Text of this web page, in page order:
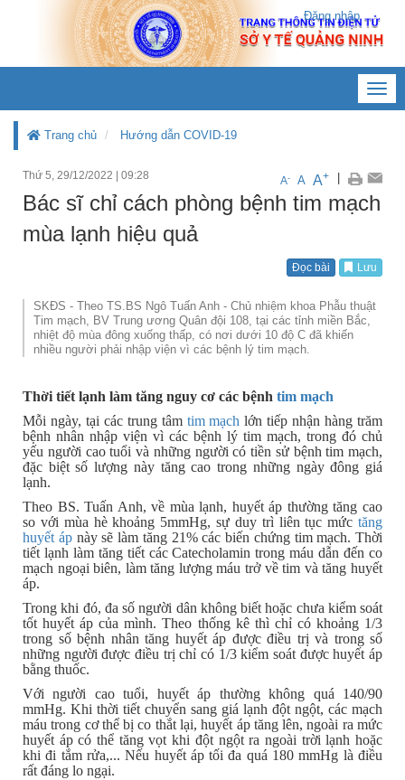
Đăng nhập
Trang chủ Hướng dẫn COVID-19
Thứ 5, 29/12/2022 09:28 A- A A+
Bác sĩ chỉ cách phòng bệnh tim mạch
mùa lạnh hiệu quả
Đọc bài Lưu
SKĐS - Theo TS.BS Ngô Tuấn Anh - Chủ nhiệm khoa Phẫu thuật
Tim mạch, BV Trung ương Quân đội 108, tại các tỉnh miền Bắc,
nhiệt độ mùa đông xuống thấp, có nơi dưới 10 độ C đã khiến
nhiều người phải nhập viện vì các bệnh lý tim mạch.
Thời tiết lạnh làm tăng nguy cơ các bệnh tim mạch
Mỗi ngày, tại các trung tâm tim mạch lớn tiếp nhận hàng trăm
bệnh nhân nhập viện vì các bệnh lý tim mạch, trong đó chủ
yếu người cao tuổi và những người có tiền sử bệnh tim mạch,
đặc biệt số lượng này tăng cao trong những ngày đông giá
lạnh.
Theo BS. Tuấn Anh, về mùa lạnh, huyết áp thường tăng cao
so với mùa hè khoảng 5mmHg, sự duy trì liên tục mức tăng
huyết ápnày sẽ làm tăng 21% các biến chứng tim mạch. Thời
tiết lạnh làm tăng tiết các Catecholamin trong máu dẫn đến co
mạch ngoại biên, làm tăng lượng máu trở về tim và tăng huyết
áp.
Trong khi đó, đa số người dân không biết hoặc chưa kiểm soát
tốt huyết áp của mình. Theo thống kê thì chỉ có khoảng 1/3
trong số bệnh nhân tăng huyết áp được điều trị và trong số
những người được điều trị chỉ có 1/3 kiểm soát được huyết áp
bằng thuốc.
Với người cao tuổi, huyết áp thường không quá 140/90
mmHg. Khi thời tiết chuyển sang giá lạnh đột ngột, các mạch
máu trong cơ thể bị co thắt lại, huyết áp tăng lên, ngoài ra mức
huyết áp có thể tăng vọt khi đột ngột ra ngoài trời lạnh hoặc
khi đi tắm rửa,... Nếu huyết áp tối đa quá 180 mmHg là điều
rất đáng lo ngại.